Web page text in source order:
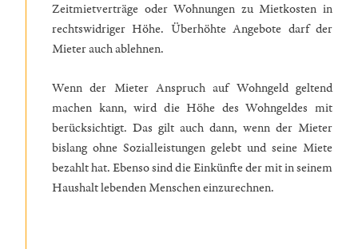
Zeitmietverträge oder Wohnungen zu Mietkosten in
rechtswidriger Höhe. Überhöhte Angebote darf der
Mieter auch ablehnen.
Wenn der Mieter Anspruch auf Wohngeld geltend
machen kann, wird die Höhe des Wohngeldes mit
berücksichtigt. Das gilt auch dann, wenn der Mieter
bislang ohne Sozialleistungen gelebt und seine Miete
bezahlt hat. Ebenso sind die Einkünfte der mit in seinem
Haushalt lebenden Menschen einzurechnen.